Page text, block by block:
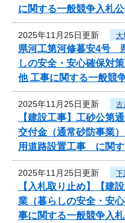
に関する一般競争入札
2025年11月25日更新 大
県河工第河修暮安4号
しの安全・安心確保対
他 工事に関する一般競
2025年11月25日更新 古
【建設工事】工砂公
交付金（通常砂防事業
用道路設置工事 に関
2025年11月25日更新 下
【入札取り止め】【建
業（暮らしの安全・安
事に関する一般競争入